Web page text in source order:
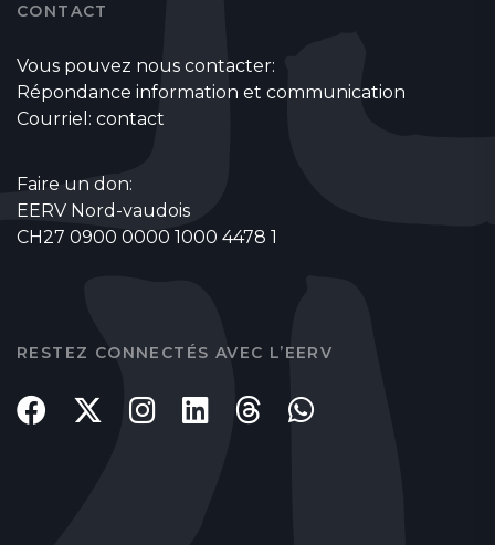
CONTACT
Vous pouvez nous contacter:
Répondance information et communication
Courriel: contact
Faire un don:
EERV Nord-vaudois
CH27 0900 0000 1000 4478 1
RESTEZ CONNECTÉS AVEC L’EERV